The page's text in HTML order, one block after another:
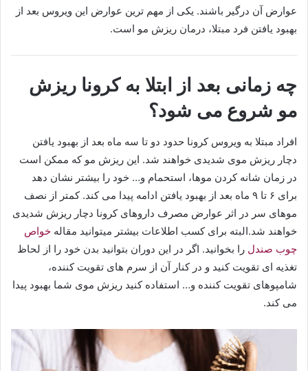
عوارض آن درگیر باشند. یکی از مهم ترین عوارض این ویروس بعد از
بهبود یافتن فرد مبتلا، درمان ریزش مو است.
چه زمانی بعد از ابتلا به کرونا ریزش
مو شروع می شود؟
افراد مبتلا به ویروس کرونا حدود دو تا سه ماه بعد از بهبود یافتن
دچار ریزش موی شدیدی خواهند شد. این ریزش مو که ممکن است
در زمان شانه کردن موها، استحمام و… خود را بیشتر نشان دهد
برای ۶ تا ۹ ماه بعد از بهبود یافتن ادامه پیدا می کند. کمتر از نصف
موهای سر در اثر عوارض مصرف داروهای کرونا دچار ریزش شدیدی
خواهند شد.البته برای کسب اطلاعات بیشتر میتوانید مقاله خواص
چوب صندل را بخوانید. اگر در این دوران بتوانید بدن خود را از لحاظ
تغذیه ای تقویت کنید و در کنار آن از سرم های تقویت کننده،
شامپوهای تقویت کننده و… استفاده کنید ریزش موی شما بهبود پیدا
می کند.